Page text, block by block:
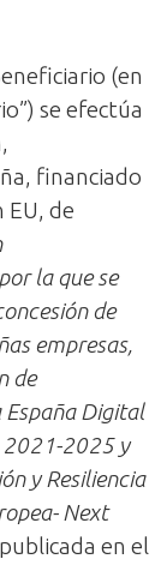
(en
se efectúa
financiado
de
la que se
de
empresas,
de
Digital
2021-2025 y
y Resiliencia
Next
publicada en el